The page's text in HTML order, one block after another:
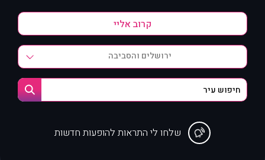
ירושלים והסביבה
שלחו לי התראות להופעות חדשות